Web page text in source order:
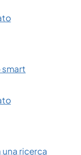
smart
ricerca